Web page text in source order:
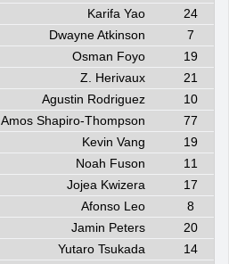
24
Karifa Yao
7
Dwayne Atkinson
19
Osman Foyo
21
Z. Herivaux
10
Agustin Rodriguez
77
Amos Shapiro-Thompson
19
Kevin Vang
11
Noah Fuson
17
Jojea Kwizera
8
Afonso Leo
20
Jamin Peters
14
Yutaro Tsukada